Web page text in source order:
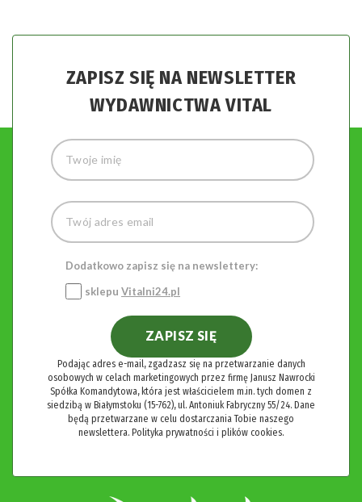
ZAPISZ SIĘ NA NEWSLETTER
WYDAWNICTWA VITAL
Dodatkowo zapisz się na newslettery:
sklepu Vitalni24.pl
ZAPISZ SIĘ
Podając adres e-mail, zgadzasz się na przetwarzanie danych
osobowych w celach marketingowych przez firmę Janusz Nawrocki
Spółka Komandytowa, która jest właścicielem m.in. tych domen z
siedzibą w Białymstoku (15-762), ul. Antoniuk Fabryczny 55/24. Dane
będą przetwarzane w celu dostarczania Tobie naszego
newslettera. Polityka prywatności i plików cookies.